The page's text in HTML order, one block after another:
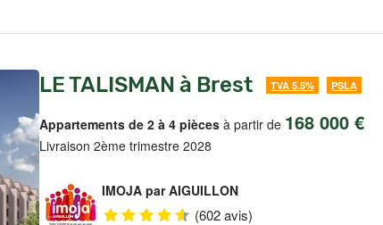
LE TALISMAN à Brest TVA 5.5% PSLA
Appartements de 2 à 4 pièces à partir de 168 000 €
Livraison 2ème trimestre 2028
IMOJA par AIGUILLON
(602 avis)